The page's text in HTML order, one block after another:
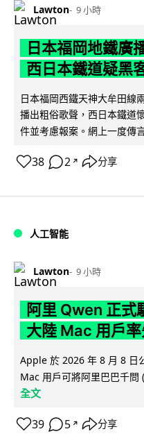
Lawton 9 小時
日本福岡地鐵廣
西日本鐵道疑黑
日本福岡西鐵天神大牟田線
播出粗俗歌聲，西日本鐵道
件並考慮報案。網上一度傳
38 2 ↗ 分享
人工智能
Lawton 9 小時
阿里 Qwen 正式
大陸 Mac 用戶率
Apple 於 2026 年 8 月 8 日
Mac 用戶可將阿里巴巴千
全文
39 5 ↗ 分享